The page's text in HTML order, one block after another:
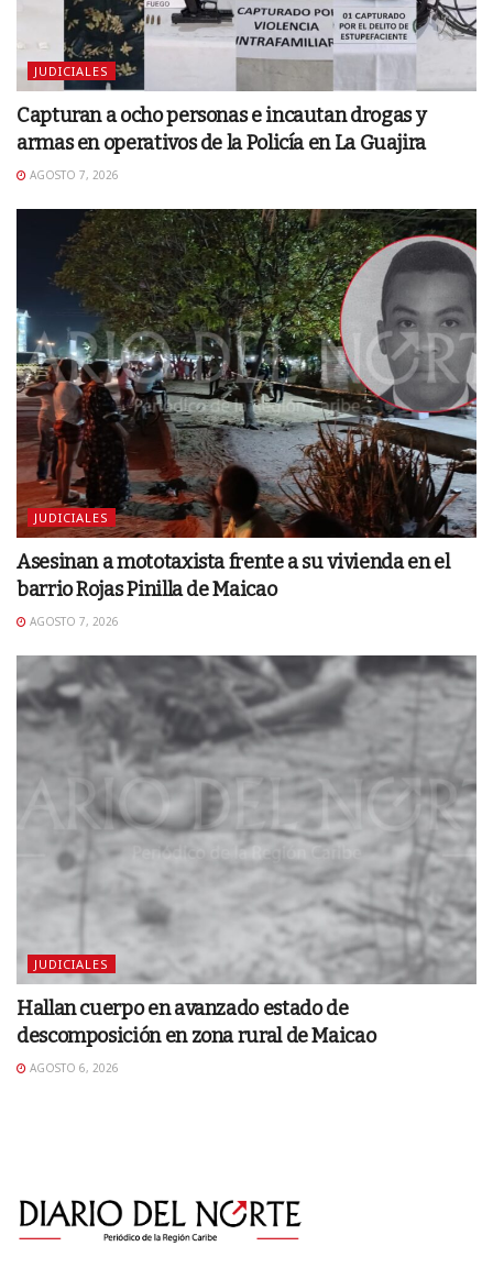
JUDICIALES
Capturan a ocho personas e incautan drogas y
armas en operativos de la Policía en La Guajira
AGOSTO 7, 2026
JUDICIALES
Asesinan a mototaxista frente a su vivienda en el
barrio Rojas Pinilla de Maicao
AGOSTO 7, 2026
JUDICIALES
Hallan cuerpo en avanzado estado de
descomposición en zona rural de Maicao
AGOSTO 6, 2026